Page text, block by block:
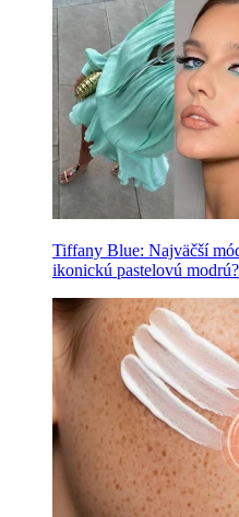
Tiffany Blue: Najväčší
ikonickú pastelovú modrú?